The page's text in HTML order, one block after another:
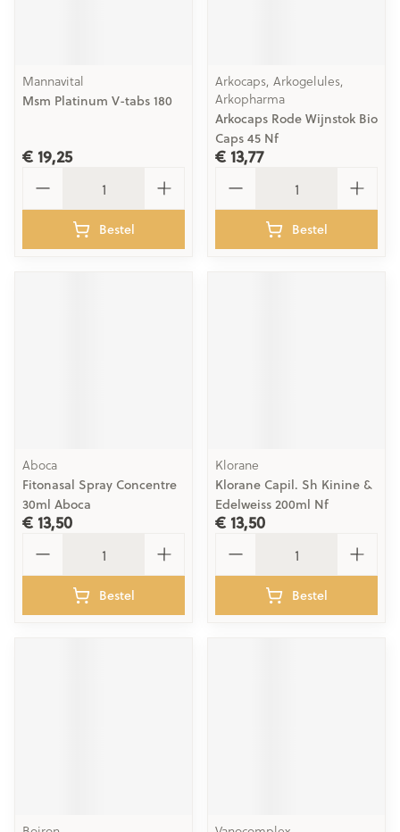
Mannavital
Msm Platinum V-tabs 180
€ 19,25
Bestel
Arkocaps, Arkogelules,
Arkopharma
Arkocaps Rode Wijnstok Bio
Caps 45 Nf
€ 13,77
Bestel
Aboca
Fitonasal Spray Concentre
30ml Aboca
€ 13,50
Bestel
Klorane
Klorane Capil. Sh Kinine &
Edelweiss 200ml Nf
€ 13,50
Bestel